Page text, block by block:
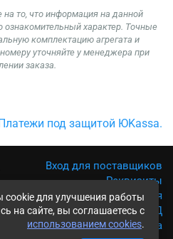
для улучшения работы
на сайте, вы соглашаетесь с
использованием cookies.
то, что информация на данной
ознакомительный характер. Точные
комплектацию агрегата и
уточняйте у менеджера при
заказа.
Вход для поставщиков
Реквизиты
Условия использования
Политика обработки ПД
Карта сайта